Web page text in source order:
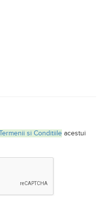
si Conditiile acestui